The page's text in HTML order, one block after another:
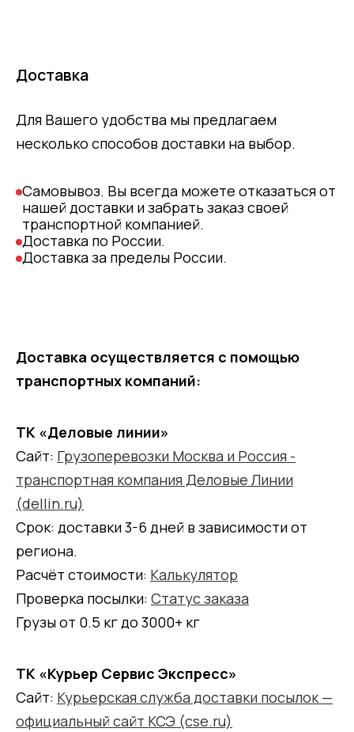
Доставка
Для Вашего удобства мы предлагаем
несколько способов доставки на выбор.
Самовывоз. Вы всегда можете отказаться от
нашей доставки и забрать заказ своей
транспортной компанией.
Доставка по России.
Доставка за пределы России.
Доставка осуществляется с помощью
транспортных компаний:
ТК «Деловые линии»
Сайт: Грузоперевозки Москва и Россия -
транспортная компания Деловые Линии
(dellin.ru)
Срок: доставки 3-6 дней в зависимости от
региона.
Расчёт стоимости: Калькулятор
Проверка посылки: Статус заказа
Грузы от 0.5 кг до 3000+ кг
ТК «Курьер Сервис Экспресс»
Сайт: Курьерская служба доставки посылок —
официальный сайт КСЭ (cse.ru)